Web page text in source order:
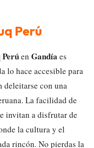
Perú
en Gandía es
lo hace accesible para
deleitarse con una
La facilidad de
invitan a disfrutar de
la cultura y el
rincón. No pierdas la